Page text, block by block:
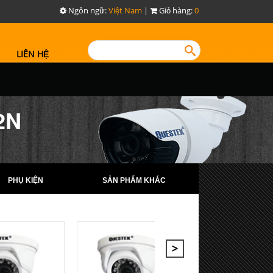
Ngôn ngữ:Việt Nam | Giỏ hàng:0
LIÊN HỆ
PHỤ KIỆN SẢN PHẨM KHÁC